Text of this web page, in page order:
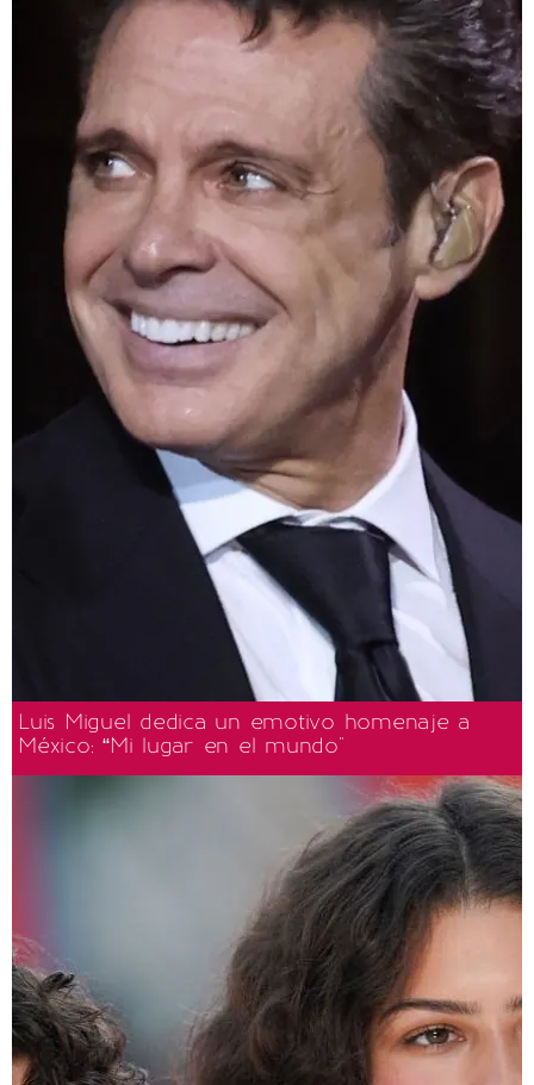
Luis Miguel dedica un emotivo homenaje a
México: “Mi lugar en el mundo"